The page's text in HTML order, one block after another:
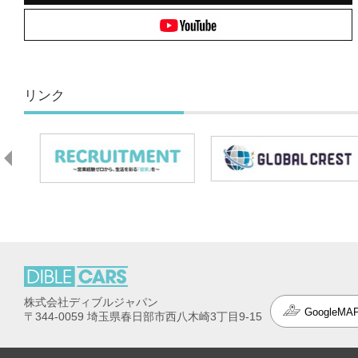
リンク
株式会社ディブルジャパン
〒344-0059 埼玉県春日部市西八木崎3丁目9-15